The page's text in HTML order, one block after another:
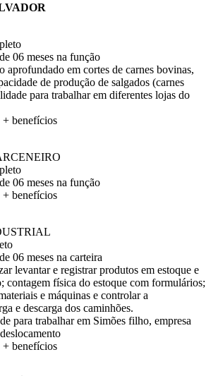
06 meses na função
aprofundado em cortes de carnes bovinas,
de produção de salgados (carnes
para trabalhar em diferentes lojas do
benefícios
06 meses na função
benefícios
06 meses na carteira
levantar e registrar produtos em estoque e
contagem física do estoque com formulários;
e máquinas e controlar a
e descarga dos caminhões.
para trabalhar em Simões filho, empresa
benefícios